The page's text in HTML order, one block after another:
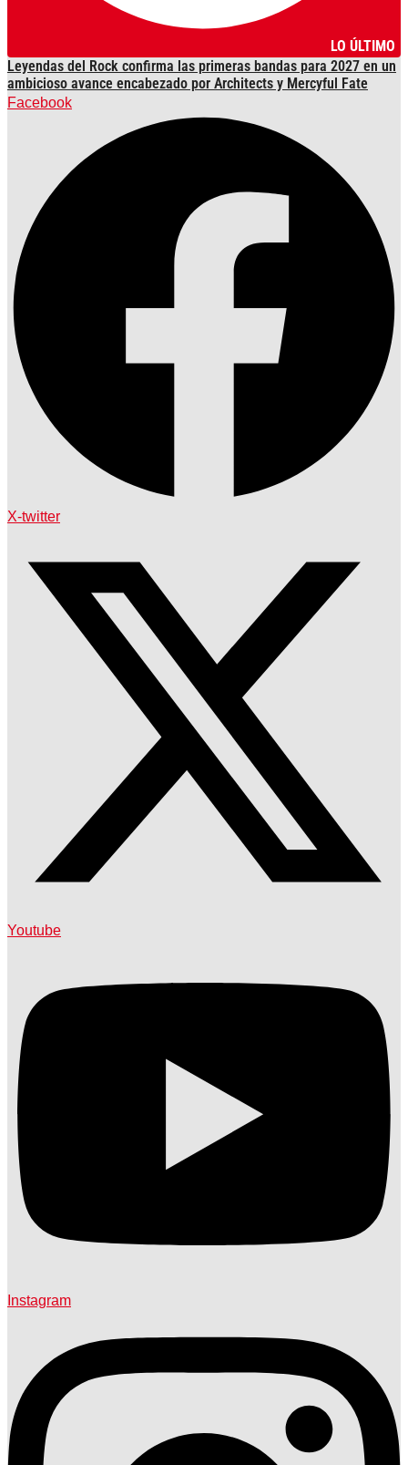
LO ÚLTIMO
Leyendas del Rock confirma las primeras bandas para 2027 en un
ambicioso avance encabezado por Architects y Mercyful Fate
Facebook
X-twitter
Youtube
Instagram